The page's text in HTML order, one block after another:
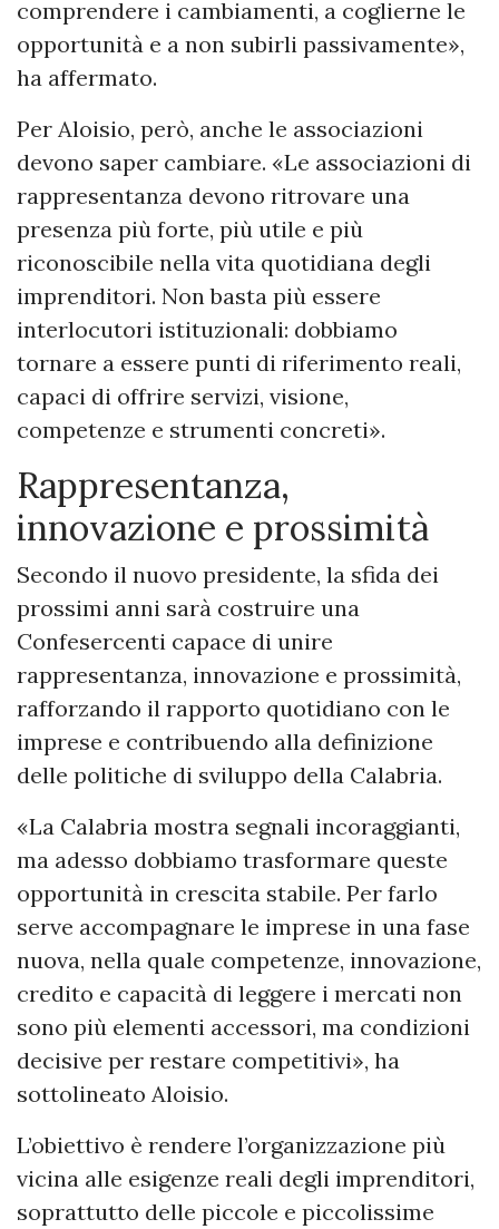
comprendere i cambiamenti, a coglierne le
opportunità e a non subirli passivamente»,
ha affermato.
Per Aloisio, però, anche le associazioni
devono saper cambiare. «Le associazioni di
rappresentanza devono ritrovare una
presenza più forte, più utile e più
riconoscibile nella vita quotidiana degli
imprenditori. Non basta più essere
interlocutori istituzionali: dobbiamo
tornare a essere punti di riferimento reali,
capaci di offrire servizi, visione,
competenze e strumenti concreti».
Rappresentanza,
innovazione e prossimità
Secondo il nuovo presidente, la sfida dei
prossimi anni sarà costruire una
Confesercenti capace di unire
rappresentanza, innovazione e prossimità,
rafforzando il rapporto quotidiano con le
imprese e contribuendo alla definizione
delle politiche di sviluppo della Calabria.
«La Calabria mostra segnali incoraggianti,
ma adesso dobbiamo trasformare queste
opportunità in crescita stabile. Per farlo
serve accompagnare le imprese in una fase
nuova, nella quale competenze, innovazione,
credito e capacità di leggere i mercati non
sono più elementi accessori, ma condizioni
decisive per restare competitivi», ha
sottolineato Aloisio.
L’obiettivo è rendere l’organizzazione più
vicina alle esigenze reali degli imprenditori,
soprattutto delle piccole e piccolissime